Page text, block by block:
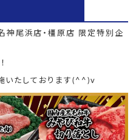
神尾浜店・橿原店 限定特別企
いたしております(^^)v